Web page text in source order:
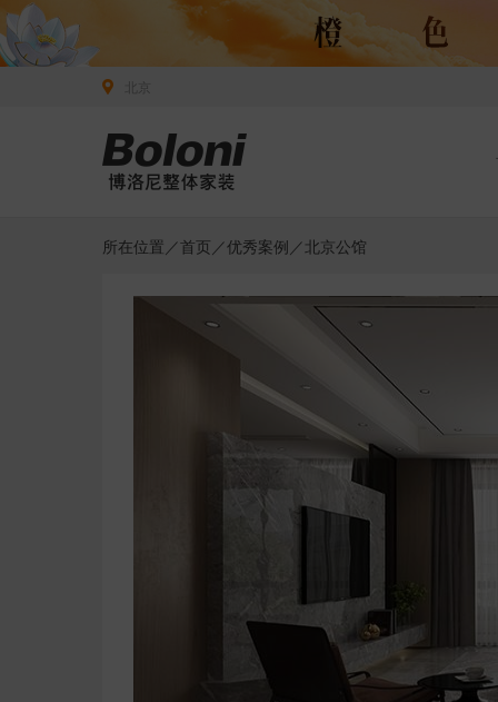
所在位置／首页 ／优秀案例 ／北京公馆